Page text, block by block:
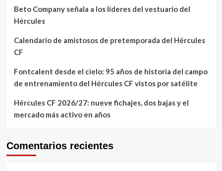
Beto Company señala a los líderes del vestuario del
Hércules
Calendario de amistosos de pretemporada del Hércules
CF
Fontcalent desde el cielo: 95 años de historia del campo
de entrenamiento del Hércules CF vistos por satélite
Hércules CF 2026/27: nueve fichajes, dos bajas y el
mercado más activo en años
Comentarios recientes